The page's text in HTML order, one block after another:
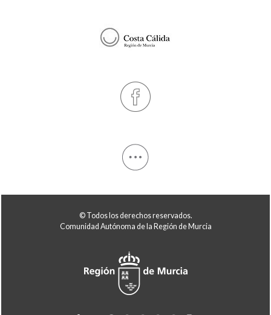
© Todos los derechos reservados.
Comunidad Autónoma de la Región de Murcia